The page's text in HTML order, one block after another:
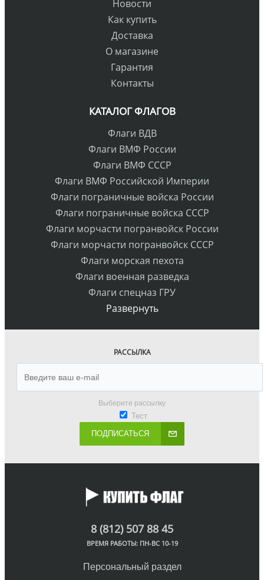
Новости
Как купить
Доставка
О магазине
Гарантия
Контакты
КАТАЛОГ ФЛАГОВ
Флаги ВДВ
Флаги ВМФ России
Флаги ВМФ СССР
Флаги ВМФ Российской Империи
Флаги пограничные войска России
Флаги пограничные войска СССР
Флаги морчасти погранвойск России
Флаги морчасти погранвойск СССР
Флаги морская пехота
Флаги военная разведка
Флаги спецназ ГРУ
Развернуть
РАССЫЛКА
Выберите рассылку
Тест
ПОДПИСАТЬСЯ
8 (812) 507 88 45
ВРЕМЯ РАБОТЫ: ПН-ВС 10-19
Персональный раздел